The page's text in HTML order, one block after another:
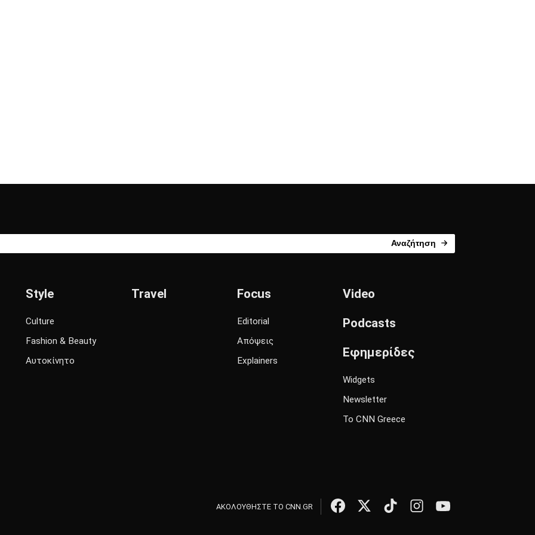
Αναζήτηση
Style
Culture
Fashion & Beauty
Αυτοκίνητο
Travel Focus
Editorial
Απόψεις
Explainers
Video
Podcasts
Εφημερίδες
Widgets
Newsletter
Το CNN Greece
ΑΚΟΛΟΥΘΗΣΤΕ ΤΟ CNN.GR